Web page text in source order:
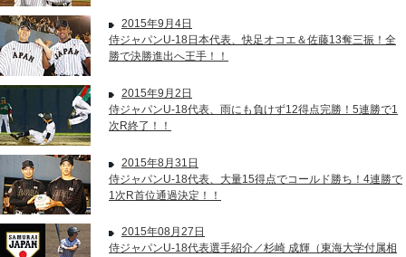
2015年9月4日
侍ジャパンU-18日本代表、快足オコエ＆佐藤13奪三振！全
勝で決勝進出へ王手！！
2015年9月2日
侍ジャパンU-18代表、雨にも負けず12得点完勝！5連勝で1
次R終了！！
2015年8月31日
侍ジャパンU-18代表、大量15得点でコールド勝ち！4連勝で
1次R首位通過決定！！
2015年08月27日
侍ジャパンU-18代表選手紹介／杉崎 成輝（東海大学付属相